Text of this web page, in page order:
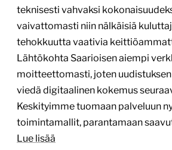
teknisesti vahvaksi
vaivattomasti niin nälkäisiä
tehokkuutta vaativia
Lähtökohta Saarioisen aiempi
moitteettomasti, joten
viedä digitaalinen kokemus
Keskityimme tuomaan palveluun
toimintamallit, parantamaan
Lue lisää